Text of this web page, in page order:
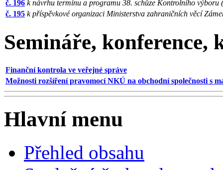
č. 196 k návrhu termínu a programu 38. schůze Kontrolního výboru
č. 195 k příspěvkové organizaci Ministerstva zahraničních věcí
Semináře, konference,
Finanční kontrola ve veřejné správe
Možnosti rozšíření pravomocí NKÚ na obchodní společnosti s
Hlavní menu
Přehled obsahu